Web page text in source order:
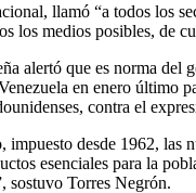
llamó “a todos los
los medios posibles, de
alertó que es norma
en enero último
contra el
desde 1962,
esenciales para la
sostuvo Torres Negrón.